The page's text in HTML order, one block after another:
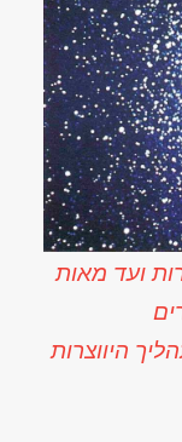
ועד מאות
היווצרות